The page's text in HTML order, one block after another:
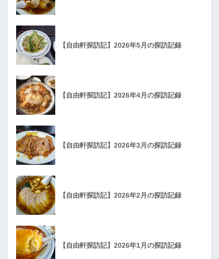
【自由軒探訪記】2026年5月の探訪記録
【自由軒探訪記】2026年4月の探訪記録
【自由軒探訪記】2026年3月の探訪記録
【自由軒探訪記】2026年2月の探訪記録
【自由軒探訪記】2026年1月の探訪記録